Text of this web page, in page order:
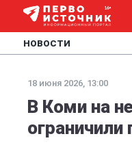
НОВОСТИ
18 июня 2026, 13:00
В Коми на